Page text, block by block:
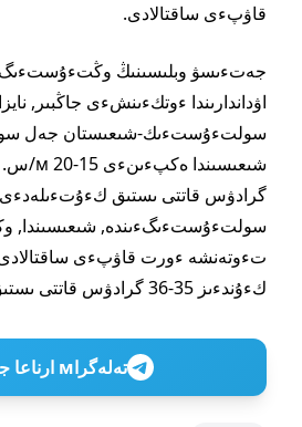
قاۋپءى ساقتالادى.
جەتءىسۋ وبلىسىنىڭ
اۋداندارىندا ءوتكءىنشءى جاڭبىر,
سولتءۇستءىك-شىعىستان جەل
گرادۋس قاتتى ىستىق
سولتءۇستءىگءىندە, شىعىسىندا,
تءوتەنشە ءورت قاۋپءى ساقتالادى.
كءۇندءىز 35-36 گرادۋس قاتتى ىستىق كءۇتءىلەدءى.
تەلەگراм ارناعا جازىلىڭىز